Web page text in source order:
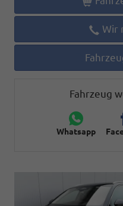
Wir
Fahrzeug
Whatsapp